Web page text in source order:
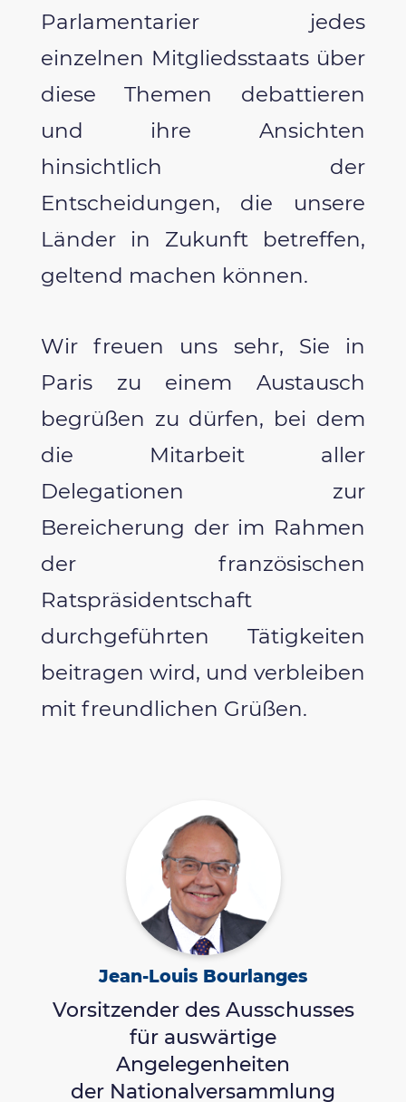
Parlamentarier jedes
einzelnen Mitgliedsstaats über
diese Themen debattieren
und ihre Ansichten
hinsichtlich der
Entscheidungen, die unsere
Länder in Zukunft betreffen,
geltend machen können.
Wir freuen uns sehr, Sie in
Paris zu einem Austausch
begrüßen zu dürfen, bei dem
die Mitarbeit aller
Delegationen zur
Bereicherung der im Rahmen
der französischen
Ratspräsidentschaft
durchgeführten Tätigkeiten
beitragen wird, und verbleiben
mit freundlichen Grüßen.
Jean-Louis Bourlanges
Vorsitzender des Ausschusses
für auswärtige
Angelegenheiten
der Nationalversammlung